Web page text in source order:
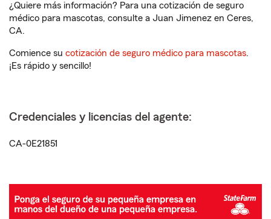
¿Quiere más información? Para una cotización de seguro
médico para mascotas, consulte a Juan Jimenez en Ceres,
CA.
Comience su cotización de seguro médico para mascotas.
¡Es rápido y sencillo!
Credenciales y licencias del agente:
CA-0E21851